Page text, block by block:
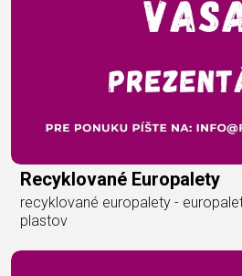
Recyklované Europalety
recyklované europalety -
plastov